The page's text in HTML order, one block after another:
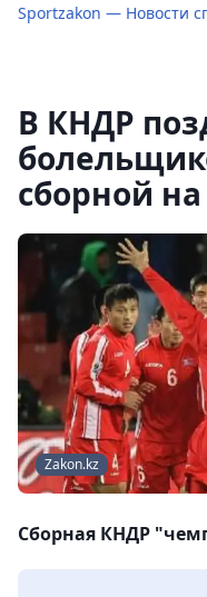
Sportzakon — Новости
В КНДР
сборной
Zakon.kz
Сборная КНДР